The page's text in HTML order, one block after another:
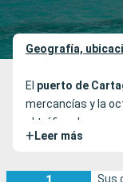
Fecha de salida
Puertos
Geografía,
El puerto de
mercancías y la
al tráfico de
Cartagena recibe
+ Leer más
Sus